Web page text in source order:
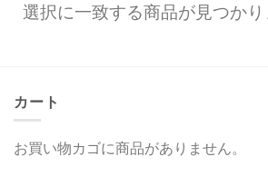
選択に一致する商品が見つかり
カート
お買い物カゴに商品がありません。